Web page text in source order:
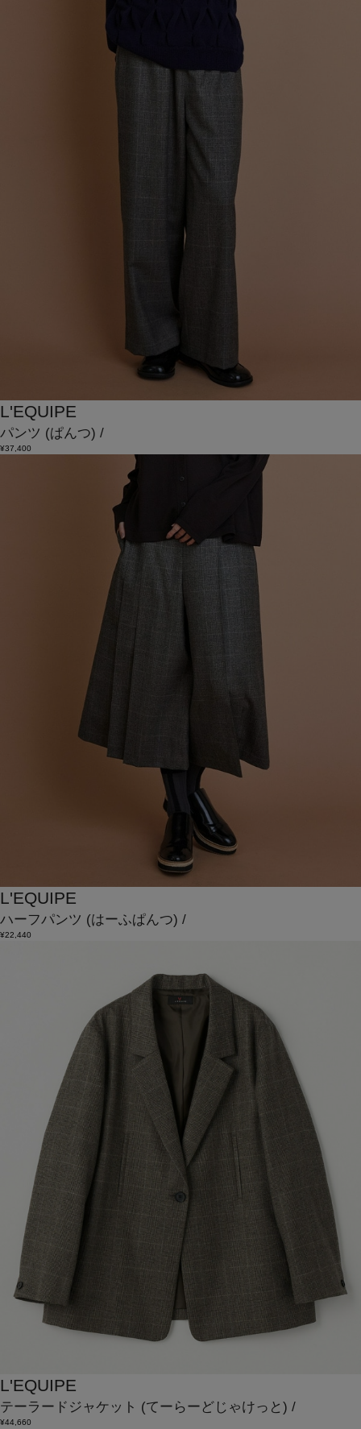
L'EQUIPE
パンツ (ぱんつ) /
¥37,400
L'EQUIPE
ハーフパンツ (はーふぱんつ) /
¥22,440
L'EQUIPE
テーラードジャケット (てーらーどじゃけっと) /
¥44,660